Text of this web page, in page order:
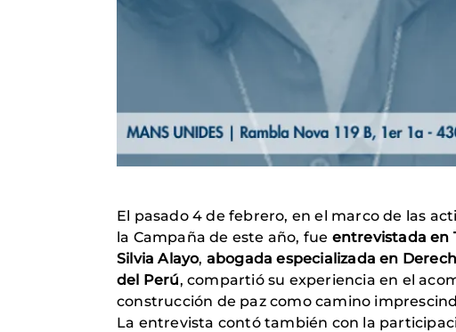
El pasado 4 de febrero, en el marco de las
la Campaña de este año, fue entrevistada en
Silvia Alayo, abogada especializada en
del Perú, compartió su experiencia en el
construcción de paz como camino
La entrevista contó también con la